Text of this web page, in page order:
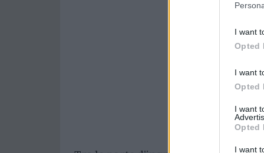
I want
Opted
I want
Opted
I want
Opted
I want